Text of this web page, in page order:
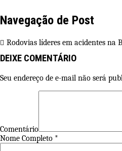
Navegação de Post
Rodovias líderes em acidentes na
DEIXE COMENTÁRIO
Seu endereço de e-mail não será
Comentário
Nome Completo *